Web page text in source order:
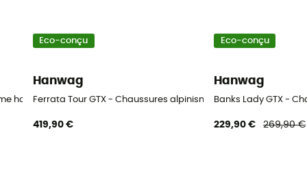
homme
Eco-conçu
Hanwag
Ferrata Tour GTX - Chaussures alpinisme homme
419,90 €
Eco-conçu
Hanwag
Banks Lady GTX -
229,90 € 269,90 €